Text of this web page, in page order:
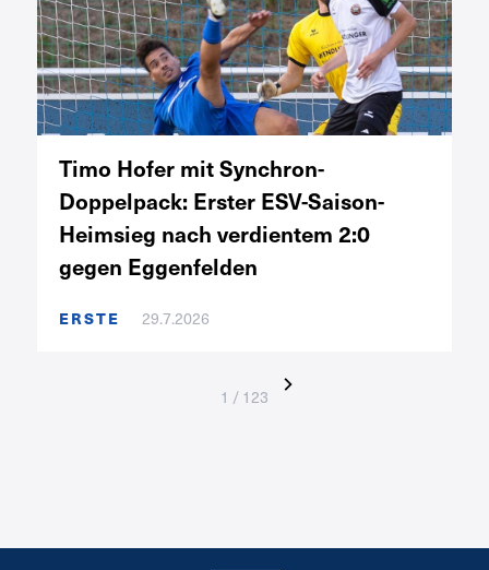
Timo Hofer mit Synchron-
Doppelpack: Erster ESV-Saison-
Heimsieg nach verdientem 2:0
gegen Eggenfelden
ERSTE 29.7.2026
1 / 123